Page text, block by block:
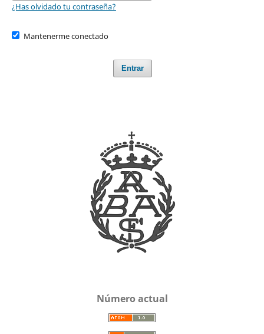
¿Has olvidado tu contraseña?
Mantenerme conectado
Entrar
Número actual